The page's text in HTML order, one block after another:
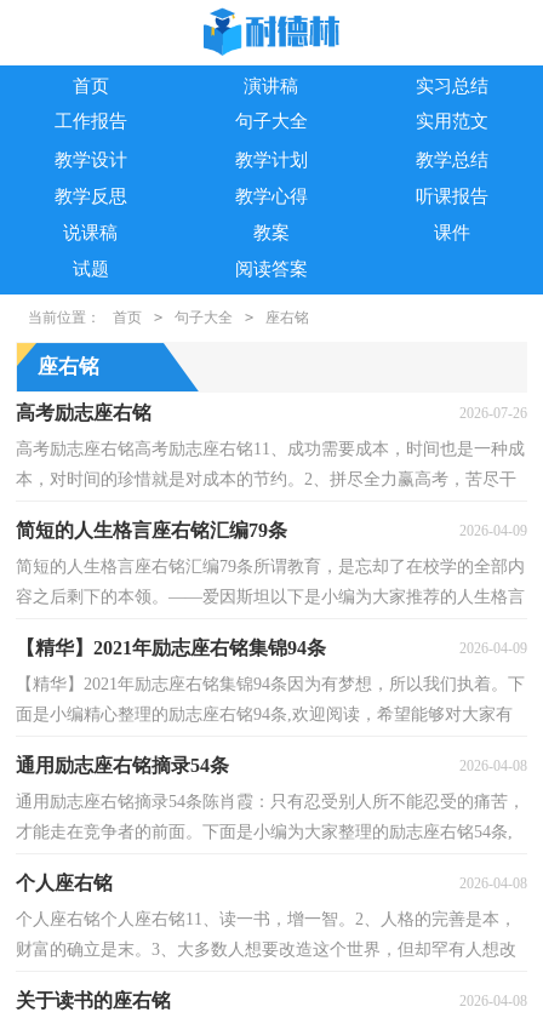
首页 演讲稿
实习总结
工作报告
句子大全
实用范文
教学设计
教学计划
教学总结
教学反思
教学心得
听课报告
说课稿
教案
课件
试题
阅读答案
当前位置： 首页 > 句子大全 > 座右铭
座右铭
高考励志座右铭 2026-07-26
高考励志座右铭高考励志座右铭11、成功需要成本，时间也是一种成
本，对时间的珍惜就是对成本的节约。2、拼尽全力赢高考，苦尽干
简短的人生格言座右铭汇编79条 2026-04-09
简短的人生格言座右铭汇编79条所谓教育，是忘却了在校学的全部内
容之后剩下的本领。——爱因斯坦以下是小编为大家推荐的人生格言
【精华】2021年励志座右铭集锦94条 2026-04-09
【精华】2021年励志座右铭集锦94条因为有梦想，所以我们执着。下
面是小编精心整理的励志座右铭94条,欢迎阅读，希望能够对大家有
通用励志座右铭摘录54条 2026-04-08
通用励志座右铭摘录54条陈肖霞：只有忍受别人所不能忍受的痛苦，
才能走在竞争者的前面。下面是小编为大家整理的励志座右铭54条,
个人座右铭 2026-04-08
个人座右铭个人座右铭11、读一书，增一智。2、人格的完善是本，
财富的确立是末。3、大多数人想要改造这个世界，但却罕有人想改
关于读书的座右铭 2026-04-08